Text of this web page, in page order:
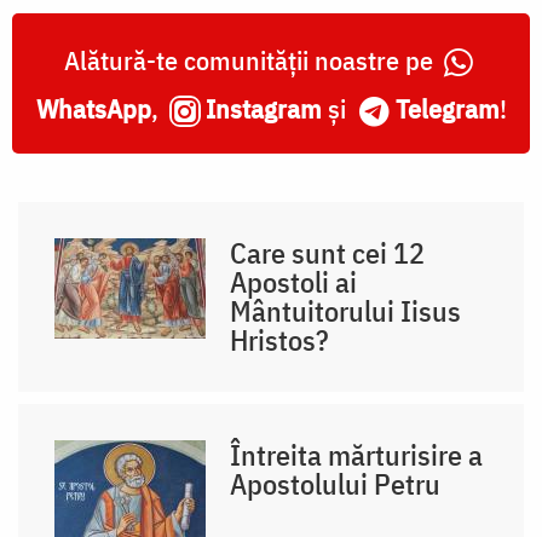
Alătură-te comunității noastre pe
WhatsApp, Instagram și Telegram!
Care sunt cei 12
Apostoli ai
Mântuitorului Iisus
Hristos?
Întreita mărturisire a
Apostolului Petru